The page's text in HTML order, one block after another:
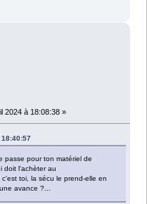
2024 à 18:08:38 »
passe pour ton matériel de
doit l'achèter au
toi, la sécu le prend-elle en
avance ?...